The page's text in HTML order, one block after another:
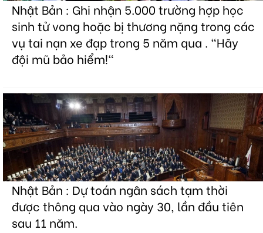
Nhật Bản : Ghi nhận 5.000 trường hợp học
sinh tử vong hoặc bị thương nặng trong các
vụ tai nạn xe đạp trong 5 năm qua . "Hãy
đội mũ bảo hiểm!"
Nhật Bản : Dự toán ngân sách tạm thời
được thông qua vào ngày 30, lần đầu tiên
sau 11 năm.